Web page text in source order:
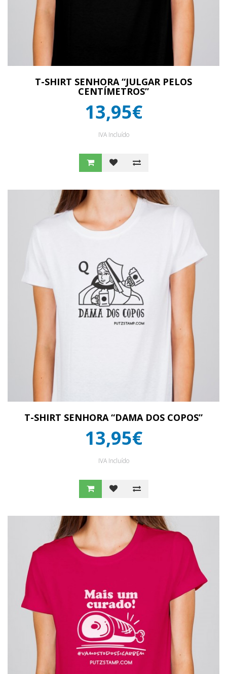
T-SHIRT SENHORA “JULGAR PELOS
CENTÍMETROS”
13,95€
IVA Incluído
T-SHIRT SENHORA “DAMA DOS COPOS”
13,95€
IVA Incluído